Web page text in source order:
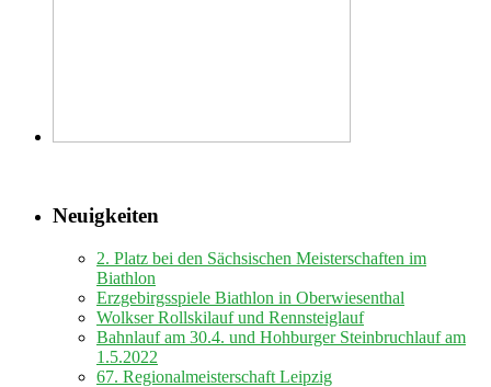
Neuigkeiten
2. Platz bei den Sächsischen Meisterschaften im
Biathlon
Erzgebirgsspiele Biathlon in Oberwiesenthal
Wolkser Rollskilauf und Rennsteiglauf
Bahnlauf am 30.4. und Hohburger Steinbruchlauf am
1.5.2022
67. Regionalmeisterschaft Leipzig